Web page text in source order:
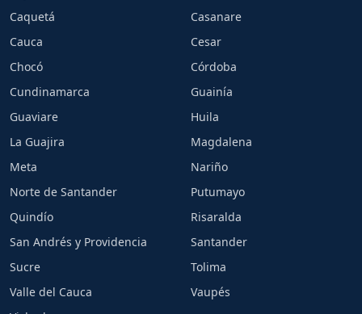
Caquetá
Casanare
Cauca
Cesar
Chocó
Córdoba
Cundinamarca
Guainía
Guaviare
Huila
La Guajira
Magdalena
Meta
Nariño
Norte de Santander
Putumayo
Quindío
Risaralda
San Andrés y Providencia
Santander
Sucre
Tolima
Valle del Cauca
Vaupés